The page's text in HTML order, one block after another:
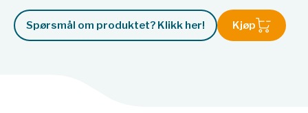
Spørsmål om produktet? Klikk her! Kjøp